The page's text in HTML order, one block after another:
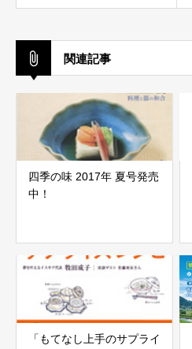
関連記事
四季の味 2017年 夏号発売
中！
「もてなし上手のサプライ